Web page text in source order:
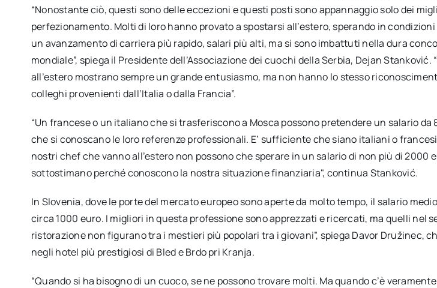
“Nonostante ciò, questi sono delle eccezioni e questi posti sono appannaggio solo dei
perfezionamento. Molti di loro hanno provato a spostarsi all’estero, sperando in
un avanzamento di carriera più rapido, salari più alti, ma si sono imbattuti nella dura
mondiale”, spiega il Presidente dell’Associazione dei cuochi della Serbia, Dejan Stanković.
all’estero mostrano sempre un grande entusiasmo, ma non hanno lo stesso
colleghi provenienti dall’Italia o dalla Francia”.
“Un francese o un italiano che si trasferiscono a Mosca possono pretendere un salario da
che si conoscano le loro referenze professionali. E’ sufficiente che siano italiani o
nostri chef che vanno all’estero non possono che sperare in un salario di non più di 2000
sottostimano perché conoscono la nostra situazione finanziaria", continua Stanković.
In Slovenia, dove le porte del mercato europeo sono aperte da molto tempo, il salario
circa 1000 euro. I migliori in questa professione sono apprezzati e ricercati, ma quelli nel
ristorazione non figurano tra i mestieri più popolari tra i giovani”, spiega Davor Družinec,
negli hotel più prestigiosi di Bled e Brdo pri Kranja.
“Quando si ha bisogno di un cuoco, se ne possono trovare molti. Ma quando c’è